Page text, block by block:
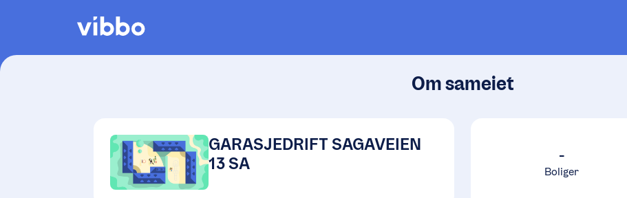
Om sameiet
GARASJEDRIFT SAGAVEIEN
13 SA
-
Boliger